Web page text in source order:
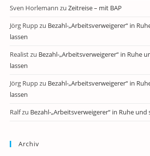
Sven Horlemann zu Zeitreise – mit BAP
Jörg Ruppzu Bezahl-„Arbeitsverweigerer“ in
lassen
Realistzu Bezahl-„Arbeitsverweigerer“ in Ruhe
lassen
Jörg Ruppzu Bezahl-„Arbeitsverweigerer“ in
lassen
Ralfzu Bezahl-„Arbeitsverweigerer“ in Ruhe
Archiv